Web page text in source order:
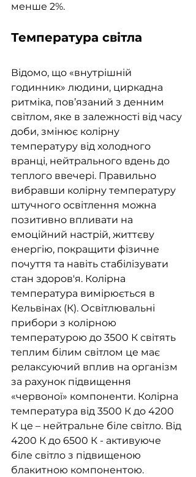
менше 2%.
Температура світла
Відомо, що «внутрішній
годинник» людини, циркадна
ритміка, пов’язаний з денним
світлом, яке в залежності від часу
доби, змінює колірну
температуру від холодного
вранці, нейтрального вдень до
теплого ввечері. Правильно
вибравши колірну температуру
штучного освітлення можна
позитивно впливати на
емоційний настрій, життєву
енергію, покращити фізичне
почуття та навіть стабілізувати
стан здоров'я. Колірна
температура вимірюється в
Кельвінах (К). Освітлювальні
прибори з колірною
температурою до 3500 К світять
теплим білим світлом це має
релаксуючий вплив на організм
за рахунок підвищення
«червоної» компоненти. Колірна
температура від 3500 К до 4200
К це – нейтральне біле світло. Від
4200 К до 6500 К - активуюче
біле світло з підвищеною
блакитною компонентою.